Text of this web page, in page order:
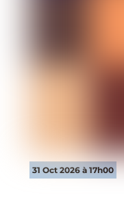
31 Oct 2026 à 17h00